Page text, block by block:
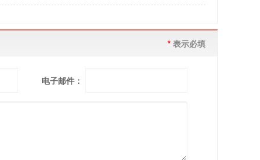
* 表示必填
电子邮件：